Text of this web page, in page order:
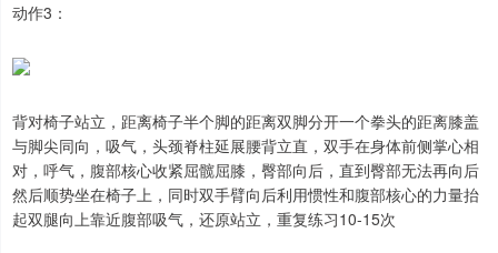
动作3：
背对椅子站立，距离椅子半个脚的距离双脚分开一个拳头的距离膝盖
与脚尖同向，吸气，头颈脊柱延展腰背立直，双手在身体前侧掌心相
对，呼气，腹部核心收紧屈髋屈膝，臀部向后，直到臀部无法再向后
然后顺势坐在椅子上，同时双手臂向后利用惯性和腹部核心的力量抬
起双腿向上靠近腹部吸气，还原站立，重复练习10-15次